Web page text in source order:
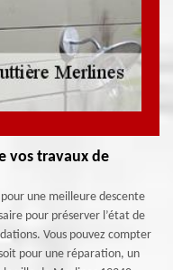
vos travaux de
une meilleure descente
pour préserver l’état de
Vous pouvez compter
pour une réparation, un